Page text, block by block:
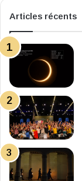
Articles récents